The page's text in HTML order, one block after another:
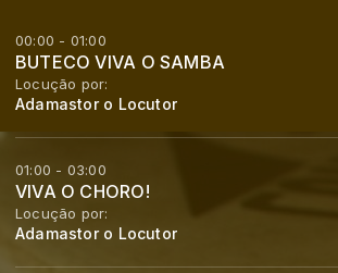
00:00 - 01:00
BUTECO VIVA O SAMBA
Locução por:
Adamastor o Locutor
01:00 - 03:00
VIVA O CHORO!
Locução por:
Adamastor o Locutor